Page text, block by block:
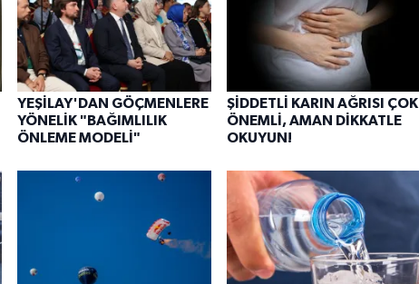
YEŞİLAY'DAN GÖÇMENLERE
YÖNELİK "BAĞIMLILIK
ÖNLEME MODELİ"
ŞİDDETLİ KARIN AĞRISI ÇOK
ÖNEMLİ, AMAN DİKKATLE
OKUYUN!